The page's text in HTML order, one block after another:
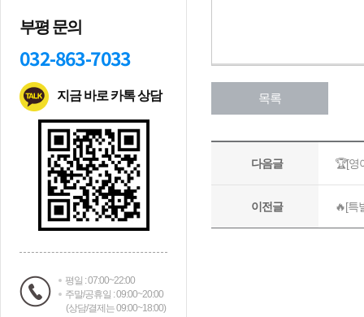
부평 문의
032-863-7033
지금 바로 카톡 상담
평일 : 07:00~22:00
주말/공휴일 : 09:00~20:00
(상담/결제는 09:00~18:00)